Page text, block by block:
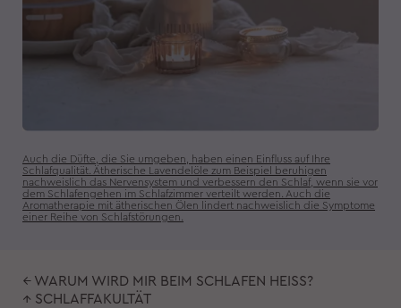
Auch die Düfte, die Sie umgeben, haben einen Einfluss auf Ihre
Schlafqualität. Ätherische Lavendelöle zum Beispiel beruhigen
nachweislich das Nervensystem und verbessern den Schlaf, wenn sie vor
dem Schlafengehen im Schlafzimmer verteilt werden. Auch die
Aromatherapie mit ätherischen Ölen lindert nachweislich die Symptome
einer Reihe von Schlafstörungen.
← WARUM WIRD MIR BEIM SCHLAFEN HEISS?
↑ SCHLAFFAKULTÄT